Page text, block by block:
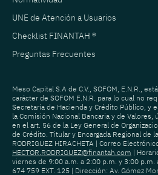
UNE de Atención a Usuarios
Checklist FINANTAH ®
Preguntas Frecuentes
Meso Capital S.A de C.V., SOFOM, E.N.R.,
carácter de SOFOM E.N.R. para lo cual no
Secretaría de Hacienda y Crédito Público, y
la Comisión Nacional Bancaria y de
en el art. 56 de la Ley General de
de Crédito. Titular y Encargada Regional de la
RODRIGUEZ HIRACHETA | Correo
HECTOR.RODRIGUEZ@finantah.com |
viernes de 9:00 a.m. a 2:00 p.m. y 3:00
674 759 EXT. 125 | Dirección: Av. Gómez